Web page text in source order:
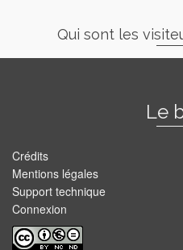
Qui sont les
Le
Crédits
Mentions légales
Support technique
Connexion